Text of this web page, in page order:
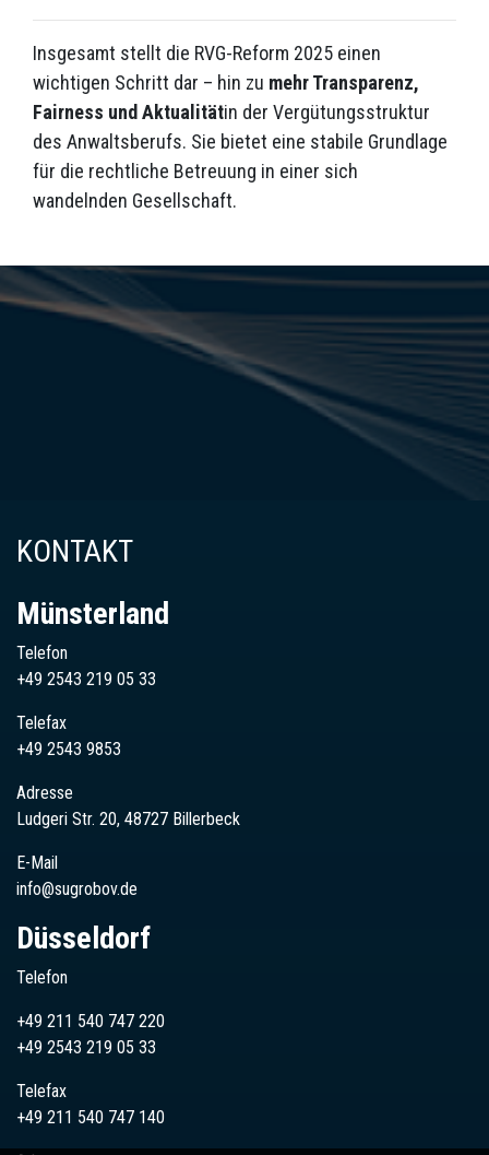
Insgesamt stellt die RVG-Reform 2025 einen
wichtigen Schritt dar – hin zu mehr Transparenz,
Fairness und Aktualitätin der Vergütungsstruktur
des Anwaltsberufs. Sie bietet eine stabile Grundlage
für die rechtliche Betreuung in einer sich
wandelnden Gesellschaft.
KONTAKT
Münsterland
Telefon
+49 2543 219 05 33
Telefax
+49 2543 9853
Adresse
Ludgeri Str. 20, 48727 Billerbeck
E-Mail
info@sugrobov.de
Düsseldorf
Telefon
+49 211 540 747 220
+49 2543 219 05 33
Telefax
+49 211 540 747 140